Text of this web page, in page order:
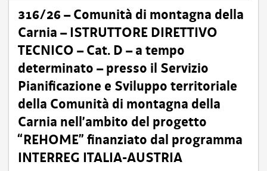
316/26 – Comunità di montagna della
Carnia – ISTRUTTORE DIRETTIVO
TECNICO – Cat. D – a tempo
determinato – presso il Servizio
Pianificazione e Sviluppo territoriale
della Comunità di montagna della
Carnia nell’ambito del progetto
“REHOME” finanziato dal programma
INTERREG ITALIA-AUSTRIA